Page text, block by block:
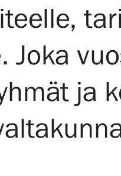
Joka
ja